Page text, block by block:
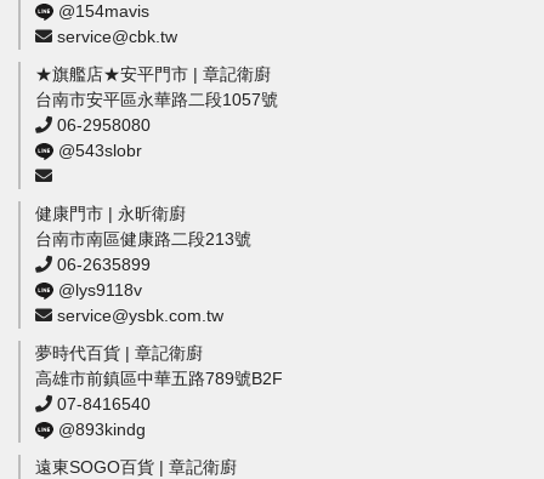
@154mavis
service@cbk.tw
★旗艦店★安平門市 | 章記衛廚
台南市安平區永華路二段1057號
06-2958080
@543slobr
健康門市 | 永昕衛廚
台南市南區健康路二段213號
06-2635899
@lys9118v
service@ysbk.com.tw
夢時代百貨 | 章記衛廚
高雄市前鎮區中華五路789號B2F
07-8416540
@893kindg
遠東SOGO百貨 | 章記衛廚